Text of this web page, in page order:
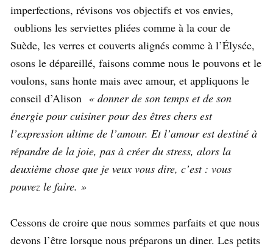
imperfections, révisons vos objectifs et vos envies,
oublions les serviettes pliées comme à la cour de
Suède, les verres et couverts alignés comme à l’Élysée,
osons le dépareillé, faisons comme nous le pouvons et le
voulons, sans honte mais avec amour, et appliquons le
conseil d’Alison « donner de son temps et de son
énergie pour cuisiner pour des êtres chers est
l’expression ultime de l’amour. Et l’amour est destiné à
répandre de la joie, pas à créer du stress, alors la
deuxième chose que je veux vous dire, c’est : vous
pouvez le faire. »
Cessons de croire que nous sommes parfaits et que nous
devons l’être lorsque nous préparons un diner. Les petits